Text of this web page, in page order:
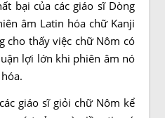
bại của các giáo sĩ Dòng
âm Latin hóa chữ Kanji
cho thấy việc chữ Nôm có
lợi lớn khi phiên âm nó
giáo sĩ giỏi chữ Nôm kể